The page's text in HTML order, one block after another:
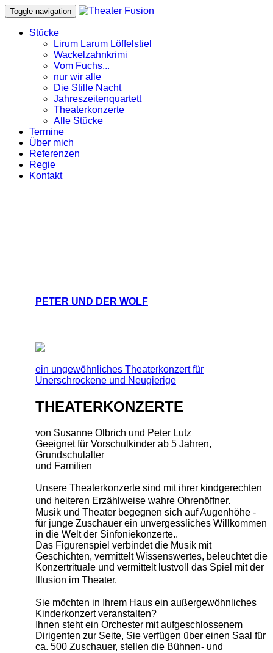
Toggle navigation
Stücke
Lirum Larum Löffelstiel
Wackelzahnkrimi
Vom Fuchs...
nur wir alle
Die Stille Nacht
Jahreszeitenquartett
Theaterkonzerte
Alle Stücke
Termine
Über mich
Referenzen
Regie
Kontakt
PETER UND DER WOLF
ein ungewöhnliches Theaterkonzert für
Unerschrockene und Neugierige
THEATERKONZERTE
von Susanne Olbrich und Peter Lutz
Geeignet für Vorschulkinder ab 5 Jahren,
Grundschulalter
und Familien
Unsere Theaterkonzerte sind mit ihrer kindgerechten
und heiteren Erzählweise wahre Ohrenöffner.
Musik und Theater begegnen sich auf Augenhöhe -
für junge Zuschauer ein unvergessliches Willkommen
in die Welt der Sinfoniekonzerte..
Das Figurenspiel verbindet die Musik mit
Geschichten, vermittelt Wissenswertes, beleuchtet die
Konzertrituale und vermittelt lustvoll das Spiel mit der
Illusion im Theater.
Sie möchten in Ihrem Haus ein außergewöhnliches
Kinderkonzert veranstalten?
Ihnen steht ein Orchester mit aufgeschlossenem
Dirigenten zur Seite, Sie verfügen über einen Saal für
ca. 500 Zuschauer, stellen die Bühnen- und